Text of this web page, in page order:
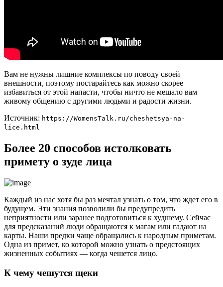
Вам не нужны лишние комплексы по поводу своей
внешности, поэтому постарайтесь как можно скорее
избавиться от этой напасти, чтобы ничто не мешало вам
живому общению с другими людьми и радости жизни.
Источник: https://WomensTalk.ru/cheshetsya-na-
lice.html
Более 20 способов истолковать
примету о зуде лица
Каждый из нас хотя бы раз мечтал узнать о том, что ждет его в
будущем. Эти знания позволили бы предупредить
неприятности или заранее подготовиться к худшему. Сейчас
для предсказаний люди обращаются к магам или гадают на
карты. Наши предки чаще обращались к народным приметам.
Одна из примет, ко которой можно узнать о предстоящих
жизненных событиях — когда чешется лицо.
К чему чешутся щеки